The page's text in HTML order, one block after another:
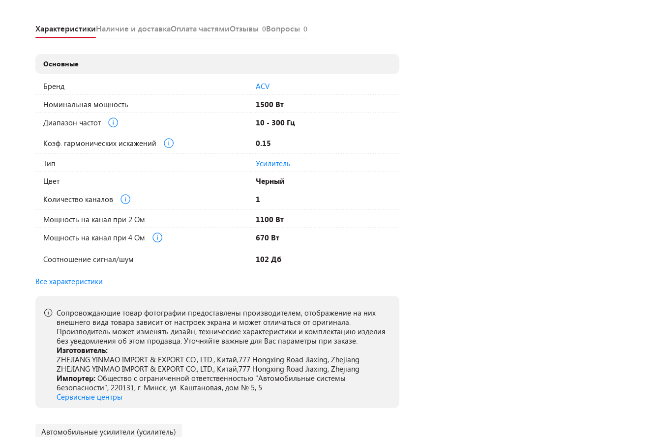
ХарактеристикиНаличие и доставкаОплата частямиОтзывы 0Вопросы 0
Основные
Бренд
ACV
Номинальная мощность
1500 Вт
Диапазон частот
10 - 300 Гц
Коэф. гармонических искажений 0.15
Тип
Усилитель
Цвет
Черный
Количество каналов
1
Мощность на канал при 2 Ом
1100 Вт
Мощность на канал при 4 Ом
670 Вт
Соотношение сигнал/шум 102 Дб
Все характеристики
Сопровождающие товар фотографии предоставлены производителем, отображение на них
внешнего вида товара зависит от настроек экрана и может отличаться от оригинала.
Производитель может изменять дизайн, технические характеристики и комплектацию изделия
без уведомления об этом продавца. Уточняйте важные для Вас параметры при заказе.
Изготовитель:
ZHEJIANG YINMAO IMPORT & EXPORT CO., LTD., Китай,777 Hongxing Road Jiaxing, Zhejiang
ZHEJIANG YINMAO IMPORT & EXPORT CO., LTD., Китай,777 Hongxing Road Jiaxing, Zhejiang
Импортер: Общество с ограниченной ответственностью "Автомобильные системы
безопасности", 220131, г. Минск, ул. Каштановая, дом № 5, 5
Сервисные центры
Автомобильные усилители (усилитель)